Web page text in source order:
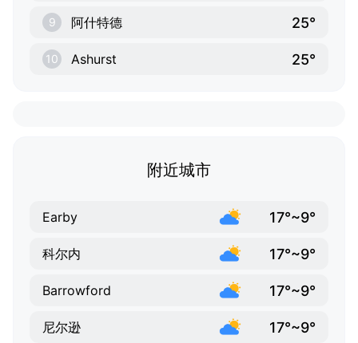
9 阿什特德 25°
10 Ashurst 25°
附近城市
Earby 17°~9°
科尔内 17°~9°
Barrowford 17°~9°
尼尔逊 17°~9°